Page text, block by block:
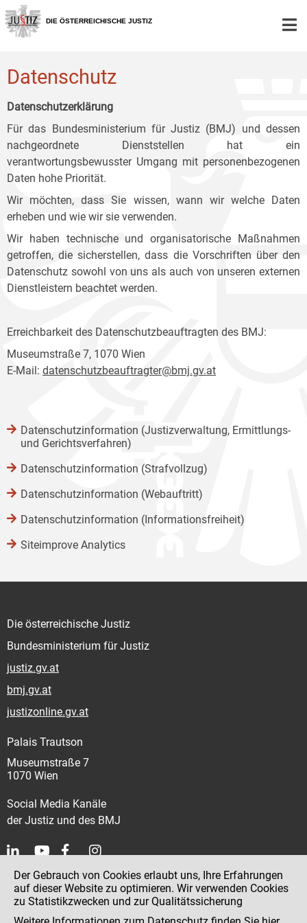
Zur
Hauptnavigation
[1]
Zum
Inhalt
[2]
Zum
Untermenü
[3]
DIE ÖSTERREICHISCHE JUSTIZ
Datenschutz
Datenschutzerklärung
Für das Bundesministerium für Justiz (BMJ) und dessen
nachgeordnete Dienststellen hat ein
verantwortungsbewusster Umgang mit personenbezogenen
Daten hohe Priorität.
Wir möchten, dass Sie wissen, wann wir welche Daten
erheben und wie wir sie verwenden.
Wir haben technische und organisatorische Maßnahmen
getroffen, die sicherstellen, dass die Vorschriften über den
Datenschutz sowohl von uns als auch von unseren externen
Dienstleistern beachtet werden.
Erreichbarkeit des Datenschutzbeauftragten des BMJ:
Museumstraße 7, 1070 Wien
E-Mail: datenschutzbeauftragter@bmj.gv.at
Datenschutzinformation (Justizverwaltung, Ermittlungs-
und Gerichtsverfahren)
Datenschutzinformation (Strafvollzug)
Datenschutzinformation (Webauftritt)
Datenschutzinformation (Informationsfreiheit)
Siteimprove Analytics
Die österreichische Justiz
Bundesministerium für Justiz
justiz.gv.at
bmj.gv.at
justizonline.gv.at
Palais Trautson
Museumstraße 7
1070 Wien
Social Media Kanäle
der Justiz und des BMJ
Kontakt
Impressum
Der Gebrauch von Cookies erlaubt uns, Ihre Erfahrungen
auf dieser Website zu optimieren. Wir verwenden Cookies
zu Statistikzwecken und zur Qualitätssicherung